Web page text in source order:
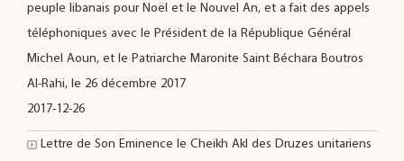
peuple libanais pour Noël et le Nouvel An, et a fait des appels
téléphoniques avec le Président de la République Général
Michel Aoun, et le Patriarche Maronite Saint Béchara Boutros
Al-Rahi, le 26 décembre 2017
2017-12-26
Lettre de Son Eminence le Cheikh Akl des Druzes unitariens